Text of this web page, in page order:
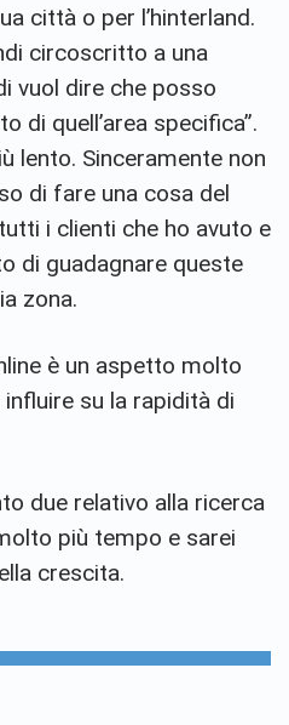
città o per l’hinterland.
circoscritto a una
vuol dire che posso
di quell’area specifica”.
lento. Sinceramente non
di fare una cosa del
i clienti che ho avuto e
di guadagnare queste
zona.
è un aspetto molto
su la rapidità di
due relativo alla ricerca
più tempo e sarei
crescita.